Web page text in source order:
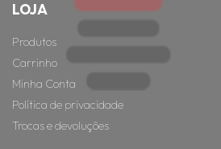
LOJA
Produtos
Carrinho
Minha Conta
Política de privacidade
Trocas e devoluções